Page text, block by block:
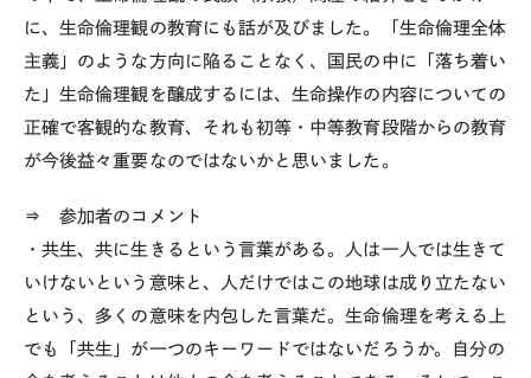
に、生命倫理観の教育にも話が及びました。「生命倫理全体
主義」のような方向に陥ることなく、国民の中に「落ち着い
た」生命倫理観を醸成するには、生命操作の内容についての
正確で客観的な教育、それも初等・中等教育段階からの教育
が今後益々重要なのではないかと思いました。
⇒ 参加者のコメント
・共生、共に生きるという言葉がある。人は一人では生きて
いけないという意味と、人だけではこの地球は成り立たない
という、多くの意味を内包した言葉だ。生命倫理を考える上
でも「共生」が一つのキーワードではないだろうか。自分の